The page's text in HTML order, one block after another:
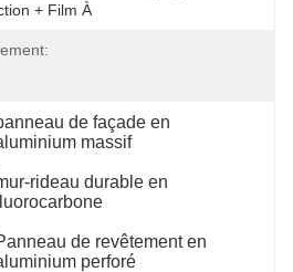
+ Film À
de façade en
massif
rideau durable en
de revêtement en
perforé